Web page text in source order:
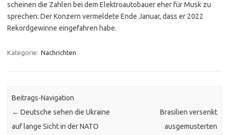
scheinen die Zahlen bei dem Elektroautobauer eher für Musk zu
sprechen: Der Konzern vermeldete Ende Januar, dass er 2022
Rekordgewinne eingefahren habe.
Kategorie: Nachrichten
Beitrags-Navigation
← Deutsche sehen die Ukraine
auf lange Sicht in der NATO
Brasilien versenkt
ausgemusterten